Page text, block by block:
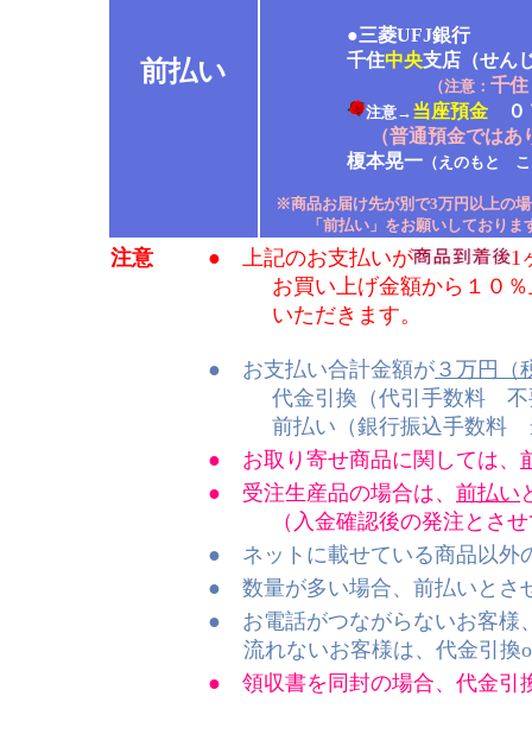
前払い
●三菱UFJ銀行
千住中央支店（せん
（注意： 千住
注意→ 当座預金 ０
（普通預金ではあ
榎本晃一 （えのもと
※商品お届け先が別で3万円以上の
「前払い」をお願いしておりま
注意 ● 上記のお支払いが
1
お買い上げ金額から１０％上
いただきます。
● お支払い合計金額が ３万円（
代金引換（代引手数料 不
前払い（銀行振込手数料 当
● お取り寄せ商品に関しては、
● 受注生産品の場合は、 前払い
（入金確認後の発注とさせ
● ネットに載せている商品以外
● 数量が多い場合、前払いとさ
● お電話がつながらないお客様
流れないお客様は、代金引換
● 領収書を同封の場合、代金引